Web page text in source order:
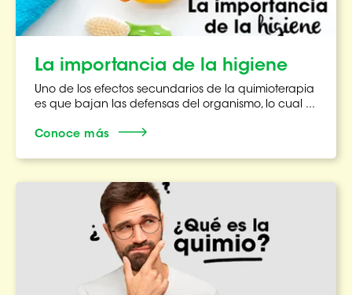
La importancia de la higiene
Uno de los efectos secundarios de la quimioterapia
es que bajan las defensas del organismo, lo cual ...
Conoce más